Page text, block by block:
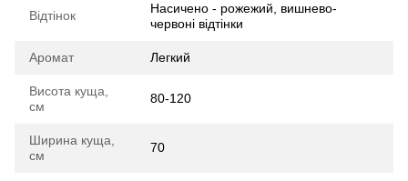
Відтінок
Насичено - рожежий, вишнево-
червоні відтінки
Аромат Легкий
Висота куща,
см
80-120
Ширина куща,
см
70